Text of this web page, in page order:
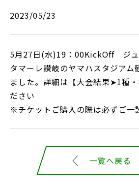
2023/05/23
5月27日(水)19：00KickOff ジュ
タマーレ讃岐のヤマハスタジアム
ました。詳細は【大会結果➤1種
ださい
※チケットご購入の際は必ずご一
一覧へ戻る